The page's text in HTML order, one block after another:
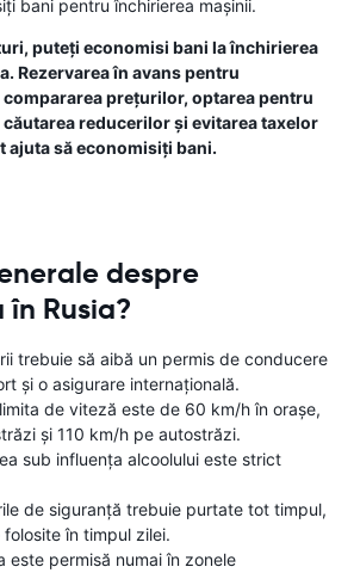
bani pentru închirierea mașinii.
puteți economisi bani la închirierea
Rezervarea în avans pentru
prețurilor, optarea pentru
reducerilor și evitarea taxelor
ajuta să economisiți bani.
despre
Rusia?
trebuie să aibă un permis de conducere
și o asigurare internațională.
limita de viteză este de 60 km/h în orașe,
și 110 km/h pe autostrăzi.
sub influența alcoolului este strict
de siguranță trebuie purtate tot timpul,
în timpul zilei.
este permisă numai în zonele